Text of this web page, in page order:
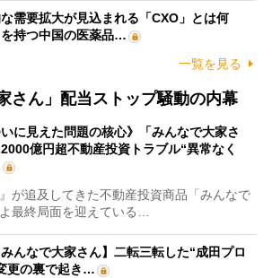
需要拡大が見込まれる「CXO」とは何
持つ中国の医薬品…
一覧を見る
さん」配当ストップ騒動の内幕
いに見えた問題の核心》「みんなで大家さ
億円超不動産投資トラブル“異常なく
が追及してきた不動産投資商品「みんなで
最終局面を迎えている…
みんなで大家さん】二転三転した“成田プロ
更の裏で起き…